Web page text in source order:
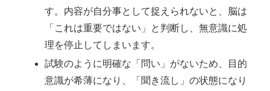
す。内容が自分事として捉えられないと、脳は
「これは重要ではない」と判断し、無意識に処
理を停止してしまいます。
試験のように明確な「問い」がないため、目的
意識が希薄になり、「聞き流し」の状態になり